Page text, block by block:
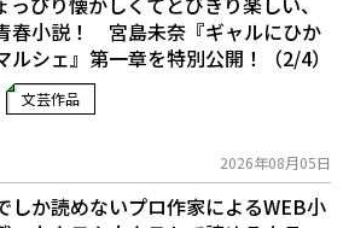
春小説！ 宮島未奈『ギャルにひか
ルシェ』第一章を特別公開！（2/4）
文芸作品
2026年08月05日
しか読めないプロ作家によるWEB小